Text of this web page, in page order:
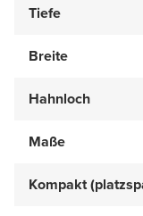
Tiefe
Breite
Hahnloch
Maße
Kompakt